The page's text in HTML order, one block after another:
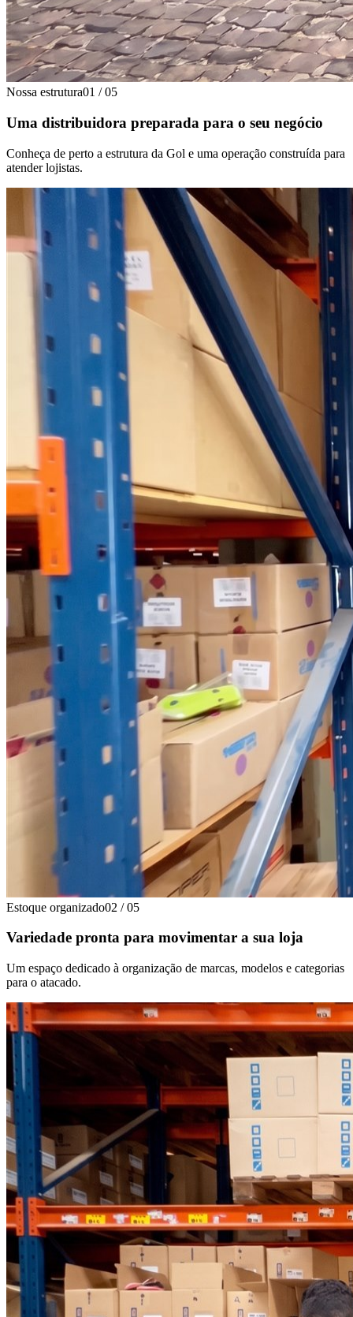
Nossa estrutura01 / 05
Uma distribuidora preparada para o seu negócio
Conheça de perto a estrutura da Gol e uma operação construída para
atender lojistas.
Estoque organizado02 / 05
Variedade pronta para movimentar a sua loja
Um espaço dedicado à organização de marcas, modelos e categorias
para o atacado.